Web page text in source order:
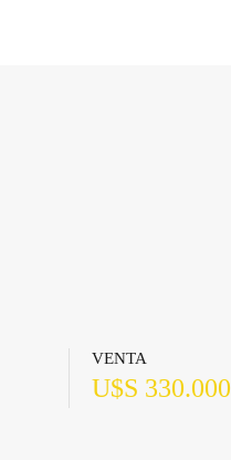
VENTA
U$S 330.000